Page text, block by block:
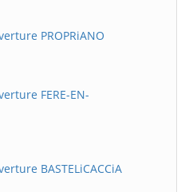
PROPRiANO
FERE-EN-
BASTELiCACCiA